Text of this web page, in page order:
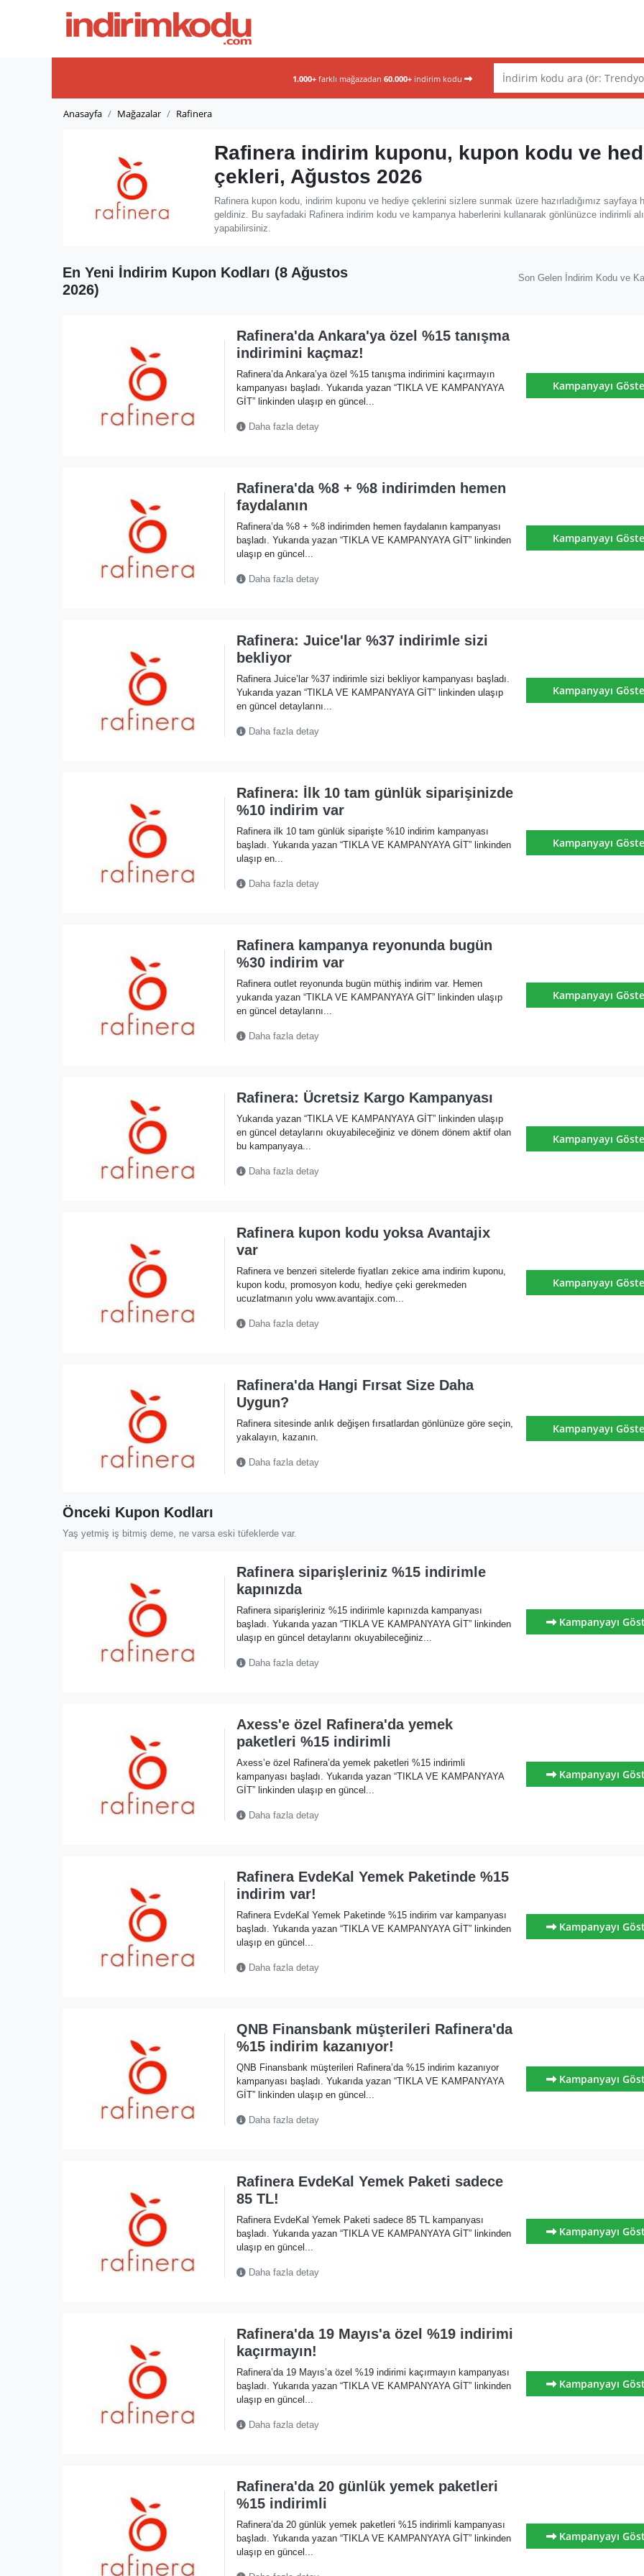
1.000+ farklı mağazadan 60.000+ indirim kodu
Anasayfa Mağazalar Rafinera
Rafinera indirim kuponu, kupon kodu ve
çekleri, Ağustos 2026
Rafinera kupon kodu, indirim kuponu ve hediye çeklerini sizlere sunmak üzere hazırladığımız sayfaya
geldiniz. Bu sayfadaki Rafinera indirim kodu ve kampanya haberlerini kullanarak gönlünüzce indirimli
yapabilirsiniz.
En Yeni İndirim Kupon Kodları (8 Ağustos
2026)
Son Gelen İndirim Kodu ve
Rafinera'da Ankara'ya özel %15 tanışma
indirimini kaçmaz!
Rafinera’da Ankara’ya özel %15 tanışma indirimini kaçırmayın
kampanyası başladı. Yukarıda yazan “TIKLA VE KAMPANYAYA
GİT” linkinden ulaşıp en güncel...
Daha fazla detay
Kampanyayı
Rafinera'da %8 + %8 indirimden hemen
faydalanın
Rafinera’da %8 + %8 indirimden hemen faydalanın kampanyası
başladı. Yukarıda yazan “TIKLA VE KAMPANYAYA GİT” linkinden
ulaşıp en güncel...
Daha fazla detay
Kampanyayı
Rafinera: Juice'lar %37 indirimle sizi
bekliyor
Rafinera Juice’lar %37 indirimle sizi bekliyor kampanyası başladı.
Yukarıda yazan “TIKLA VE KAMPANYAYA GİT” linkinden ulaşıp
en güncel detaylarını...
Daha fazla detay
Kampanyayı
Rafinera: İlk 10 tam günlük siparişinizde
%10 indirim var
Rafinera ilk 10 tam günlük siparişte %10 indirim kampanyası
başladı. Yukarıda yazan “TIKLA VE KAMPANYAYA GİT” linkinden
ulaşıp en...
Daha fazla detay
Kampanyayı
Rafinera kampanya reyonunda bugün
%30 indirim var
Rafinera outlet reyonunda bugün müthiş indirim var. Hemen
yukarıda yazan “TIKLA VE KAMPANYAYA GİT” linkinden ulaşıp
en güncel detaylarını...
Daha fazla detay
Kampanyayı
Rafinera: Ücretsiz Kargo Kampanyası
Yukarıda yazan “TIKLA VE KAMPANYAYA GİT” linkinden ulaşıp
en güncel detaylarını okuyabileceğiniz ve dönem dönem aktif olan
bu kampanyaya...
Daha fazla detay
Kampanyayı
Rafinera kupon kodu yoksa Avantajix
var
Rafinera ve benzeri sitelerde fiyatları zekice ama indirim kuponu,
kupon kodu, promosyon kodu, hediye çeki gerekmeden
ucuzlatmanın yolu www.avantajix.com...
Daha fazla detay
Kampanyayı
Rafinera'da Hangi Fırsat Size Daha
Uygun?
Rafinera sitesinde anlık değişen fırsatlardan gönlünüze göre seçin,
yakalayın, kazanın.
Daha fazla detay
Kampanyayı
Önceki Kupon Kodları
Yaş yetmiş iş bitmiş deme, ne varsa eski tüfeklerde var.
Rafinera siparişleriniz %15 indirimle
kapınızda
Rafinera siparişleriniz %15 indirimle kapınızda kampanyası
başladı. Yukarıda yazan “TIKLA VE KAMPANYAYA GİT” linkinden
ulaşıp en güncel detaylarını okuyabileceğiniz...
Daha fazla detay
Kampanyayı
Axess'e özel Rafinera'da yemek
paketleri %15 indirimli
Axess’e özel Rafinera’da yemek paketleri %15 indirimli
kampanyası başladı. Yukarıda yazan “TIKLA VE KAMPANYAYA
GİT” linkinden ulaşıp en güncel...
Daha fazla detay
Kampanyayı
Rafinera EvdeKal Yemek Paketinde %15
indirim var!
Rafinera EvdeKal Yemek Paketinde %15 indirim var kampanyası
başladı. Yukarıda yazan “TIKLA VE KAMPANYAYA GİT” linkinden
ulaşıp en güncel...
Daha fazla detay
Kampanyayı
QNB Finansbank müşterileri Rafinera'da
%15 indirim kazanıyor!
QNB Finansbank müşterileri Rafinera’da %15 indirim kazanıyor
kampanyası başladı. Yukarıda yazan “TIKLA VE KAMPANYAYA
GİT” linkinden ulaşıp en güncel...
Daha fazla detay
Kampanyayı
Rafinera EvdeKal Yemek Paketi sadece
85 TL!
Rafinera EvdeKal Yemek Paketi sadece 85 TL kampanyası
başladı. Yukarıda yazan “TIKLA VE KAMPANYAYA GİT” linkinden
ulaşıp en güncel...
Daha fazla detay
Kampanyayı
Rafinera'da 19 Mayıs'a özel %19 indirimi
kaçırmayın!
Rafinera’da 19 Mayıs’a özel %19 indirimi kaçırmayın kampanyası
başladı. Yukarıda yazan “TIKLA VE KAMPANYAYA GİT” linkinden
ulaşıp en güncel...
Daha fazla detay
Kampanyayı
Rafinera'da 20 günlük yemek paketleri
%15 indirimli
Rafinera’da 20 günlük yemek paketleri %15 indirimli kampanyası
başladı. Yukarıda yazan “TIKLA VE KAMPANYAYA GİT” linkinden
ulaşıp en güncel...
Kampanyayı